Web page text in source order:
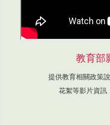
教育部
提供教育相關政策
花絮等影片資訊